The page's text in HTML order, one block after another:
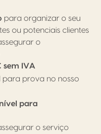
para organizar o seu
ou potenciais clientes
o
IVA
para prova no nosso
para
o serviço